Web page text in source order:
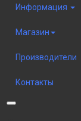
Информация
Магазин
Производители
Контакты